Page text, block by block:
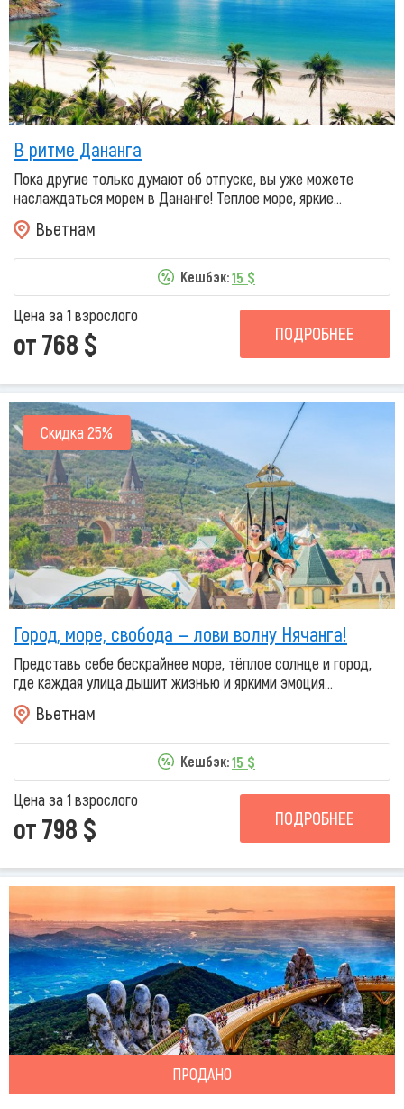
В ритме Дананга
Пока другие только думают об отпуске, вы уже можете
наслаждаться морем в Дананге! Теплое море, яркие...
Вьетнам
Кешбэк:15 $
Цена за 1 взрослого
от 768 $ ПОДРОБНЕЕ
Скидка 25%
Город, море, свобода — лови волну Нячанга!
Представь себе бескрайнее море, тёплое солнце и город,
где каждая улица дышит жизнью и яркими эмоция...
Вьетнам
Кешбэк:15 $
Цена за 1 взрослого
от 798 $ ПОДРОБНЕЕ
ПРОДАНО